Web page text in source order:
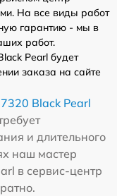
На все виды работ
гарантию - мы в
работ.
Pearl будет
заказа на сайте
Black Pearl
и длительного
наш мастер
в сервис-центр